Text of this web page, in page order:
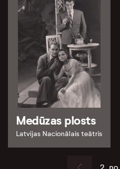
Medūzas plosts
Latvijas Nacionālais teātris